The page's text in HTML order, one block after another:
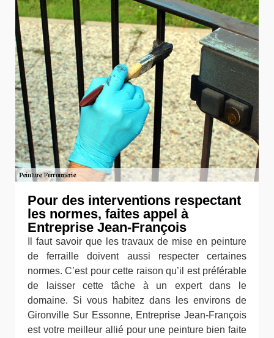
Pour des interventions respectant
les normes, faites appel à
Entreprise Jean-François
Il faut savoir que les travaux de mise en peinture
de ferraille doivent aussi respecter certaines
normes. C’est pour cette raison qu’il est préférable
de laisser cette tâche à un expert dans le
domaine. Si vous habitez dans les environs de
Gironville Sur Essonne, Entreprise Jean-François
est votre meilleur allié pour une peinture bien faite